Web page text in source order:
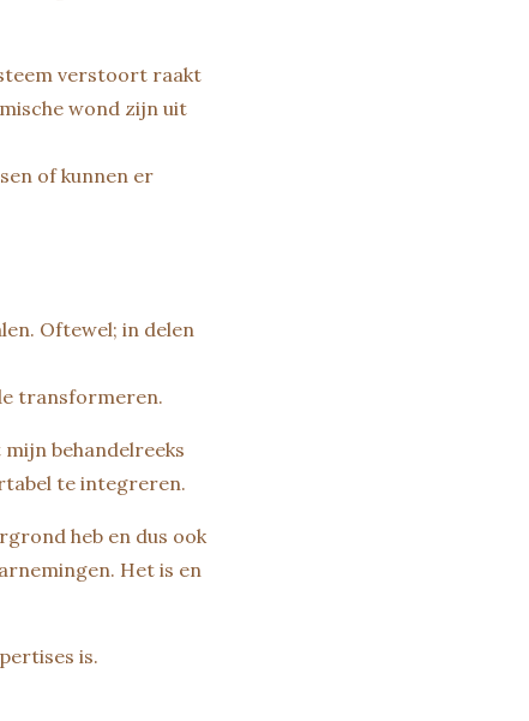
verstoort raakt
wond zijn uit
of kunnen er
Oftewel; in delen
transformeren.
behandelreeks
te integreren.
heb en dus ook
Het is en
is.